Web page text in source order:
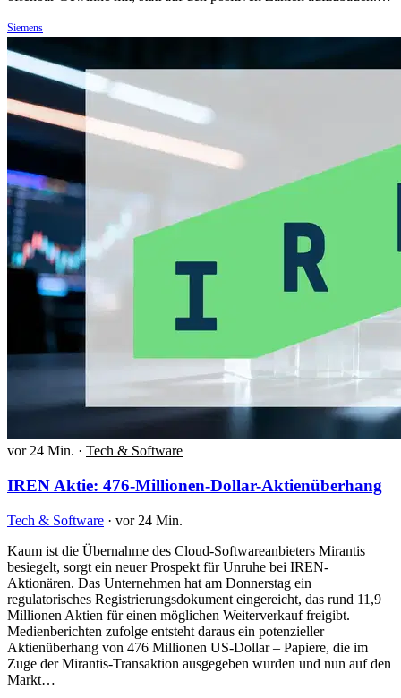
Siemens
vor 24 Min. · Tech & Software
IREN Aktie: 476-Millionen-Dollar-Aktienüberhang
Tech & Software · vor 24 Min.
Kaum ist die Übernahme des Cloud-Softwareanbieters Mirantis
besiegelt, sorgt ein neuer Prospekt für Unruhe bei IREN-
Aktionären. Das Unternehmen hat am Donnerstag ein
regulatorisches Registrierungsdokument eingereicht, das rund 11,9
Millionen Aktien für einen möglichen Weiterverkauf freigibt.
Medienberichten zufolge entsteht daraus ein potenzieller
Aktienüberhang von 476 Millionen US-Dollar – Papiere, die im
Zuge der Mirantis-Transaktion ausgegeben wurden und nun auf den
Markt…